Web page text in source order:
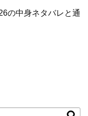
の中身ネタバレと通